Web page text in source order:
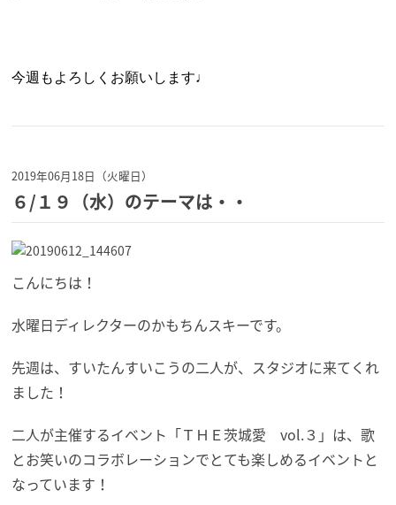
今週もよろしくお願いします♩
2019年06月18日（火曜日）
６/１９（水）のテーマは・・
こんにちは！
水曜日ディレクターのかもちんスキーです。
先週は、すいたんすいこうの二人が、スタジオに来てくれ
ました！
二人が主催するイベント「ＴＨＥ茨城愛 vol.３」は、歌
とお笑いのコラボレーションでとても楽しめるイベントと
なっています！